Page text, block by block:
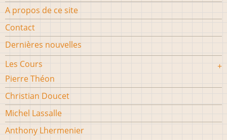
A propos de ce site
Contact
Dernières nouvelles
Les Cours
Pierre Théon
Christian Doucet
Michel Lassalle
Anthony Lhermenier